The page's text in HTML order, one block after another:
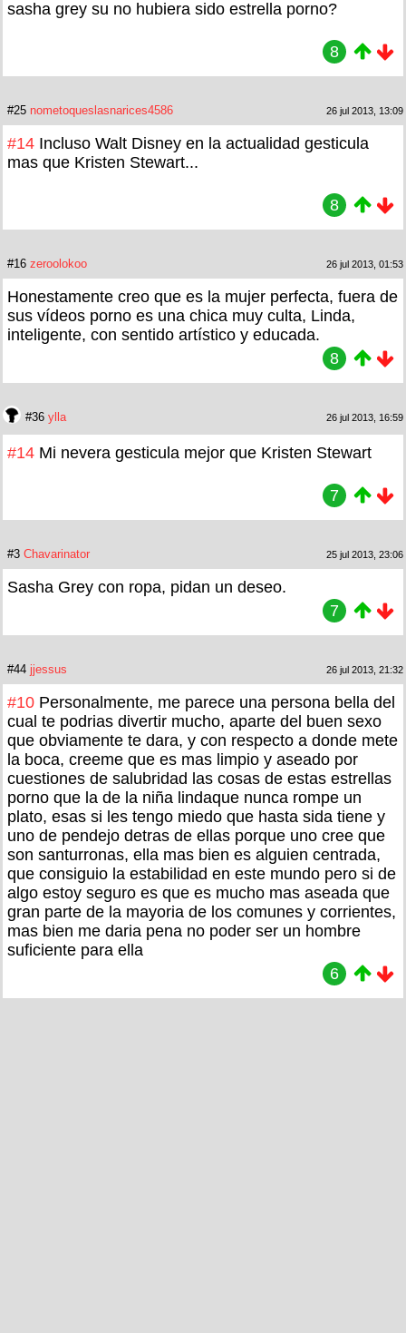
sasha grey su no hubiera sido estrella porno?
8
#25 nometoqueslasnarices4586 26 jul 2013, 13:09
#14 Incluso Walt Disney en la actualidad gesticula
mas que Kristen Stewart...
8
#16 zeroolokoo 26 jul 2013, 01:53
Honestamente creo que es la mujer perfecta, fuera de
sus vídeos porno es una chica muy culta, Linda,
inteligente, con sentido artístico y educada.
8
#36 ylla 26 jul 2013, 16:59
#14 Mi nevera gesticula mejor que Kristen Stewart
7
#3 Chavarinator 25 jul 2013, 23:06
Sasha Grey con ropa, pidan un deseo.
7
#44 jjessus 26 jul 2013, 21:32
#10 Personalmente, me parece una persona bella del
cual te podrias divertir mucho, aparte del buen sexo
que obviamente te dara, y con respecto a donde mete
la boca, creeme que es mas limpio y aseado por
cuestiones de salubridad las cosas de estas estrellas
porno que la de la niña lindaque nunca rompe un
plato, esas si les tengo miedo que hasta sida tiene y
uno de pendejo detras de ellas porque uno cree que
son santurronas, ella mas bien es alguien centrada,
que consiguio la estabilidad en este mundo pero si de
algo estoy seguro es que es mucho mas aseada que
gran parte de la mayoria de los comunes y corrientes,
mas bien me daria pena no poder ser un hombre
suficiente para ella
6